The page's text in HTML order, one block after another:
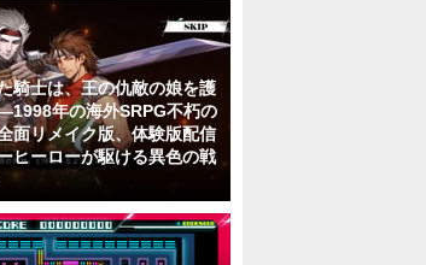
騎士は、王の仇敵の娘を護
年の海外SRPG不朽の
面リメイク版、体験版配信
ヒーローが駆ける異色の戦